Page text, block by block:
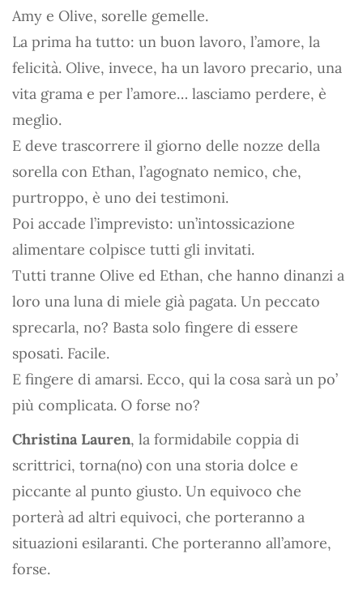
Amy e Olive, sorelle gemelle.
La prima ha tutto: un buon lavoro, l’amore, la
felicità. Olive, invece, ha un lavoro precario, una
vita grama e per l’amore… lasciamo perdere, è
meglio.
E deve trascorrere il giorno delle nozze della
sorella con Ethan, l’agognato nemico, che,
purtroppo, è uno dei testimoni.
Poi accade l’imprevisto: un’intossicazione
alimentare colpisce tutti gli invitati.
Tutti tranne Olive ed Ethan, che hanno dinanzi a
loro una luna di miele già pagata. Un peccato
sprecarla, no? Basta solo fingere di essere
sposati. Facile.
E fingere di amarsi. Ecco, qui la cosa sarà un po’
più complicata. O forse no?
Christina Lauren, la formidabile coppia di
scrittrici, torna(no) con una storia dolce e
piccante al punto giusto. Un equivoco che
porterà ad altri equivoci, che porteranno a
situazioni esilaranti. Che porteranno all’amore,
forse.